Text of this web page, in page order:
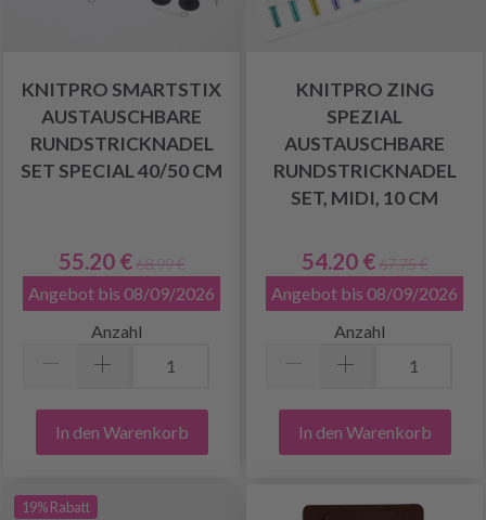
KNITPRO SMARTSTIX
AUSTAUSCHBARE
RUNDSTRICKNADEL
SET SPECIAL 40/50 CM
55.20 € 68.99 €
Angebot bis 08/09/2026
Anzahl
In den Warenkorb
KNITPRO ZING
SPEZIAL
AUSTAUSCHBARE
RUNDSTRICKNADEL
SET, MIDI, 10 CM
54.20 € 67.75 €
Angebot bis 08/09/2026
Anzahl
In den Warenkorb
19% Rabatt